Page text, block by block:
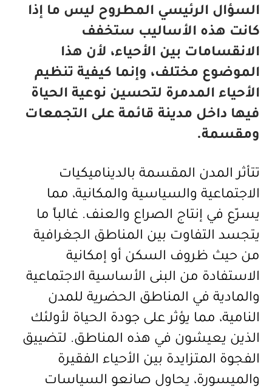
السؤال الرئيسي المطروح ليس ما إذا
كانت هذه الأساليب ستخفف
الانقسامات بين الأحياء، لأن هذا
الموضوع مختلف، وإنما كيفية تنظيم
الأحياء المدمرة لتحسين نوعية الحياة
فيها داخل مدينة قائمة على التجمعات
ومقسمة.
تتأثر المدن المقسمة بالديناميكيات
الاجتماعية والسياسية والمكانية، مما
يسرّع في إنتاج الصراع والعنف. غالباً ما
يتجسد التفاوت بين المناطق الجغرافية
من حيث ظروف السكن أو إمكانية
الاستفادة من البنى الأساسية الاجتماعية
والمادية في المناطق الحضرية للمدن
النامية، مما يؤثر على جودة الحياة لأولئك
الذين يعيشون في هذه المناطق. لتضييق
الفجوة المتزايدة بين الأحياء الفقيرة
والميسورة، يحاول صانعو السياسات